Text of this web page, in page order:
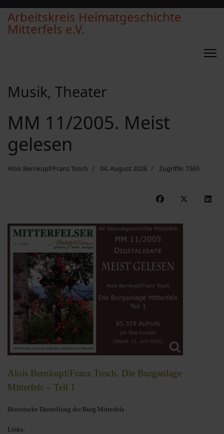
Arbeitskreis Heimatgeschichte
Mitterfels e.V.
Musik, Theater
MM 11/2005. Meist
gelesen
Alois Bernkopf/Franz Tosch 04. August 2026 Zugriffe: 7365
Alois Bernkopf/Franz Tosch. Die Burganlage
Mitterfels – Teil 1
Historische Darstellung der Burg Mitterfels
Links: